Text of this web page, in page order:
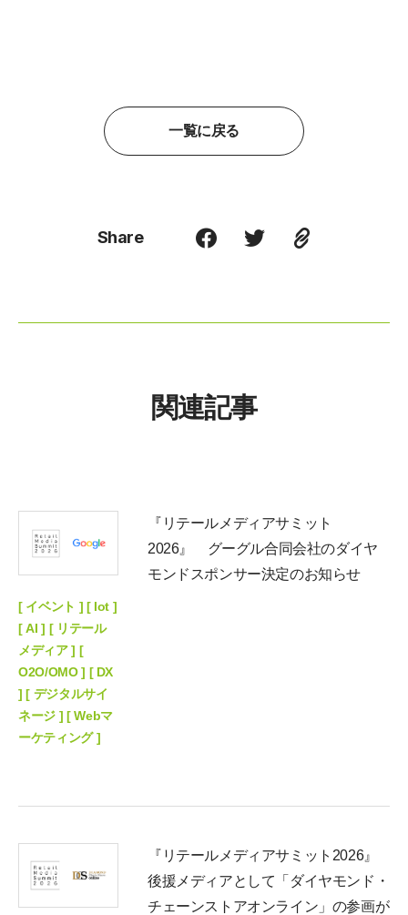
一覧に戻る
Share
関連記事
[ イベント ] [ Iot ]
[ AI ] [ リテール
メディア ] [
O2O/OMO ] [ DX
] [ デジタルサイ
ネージ ] [ Webマ
ーケティング ]
『リテールメディアサミット
2026』 グーグル合同会社のダイヤ
モンドスポンサー決定のお知らせ
『リテールメディアサミット2026』
後援メディアとして「ダイヤモンド・
チェーンストアオンライン」の参画が